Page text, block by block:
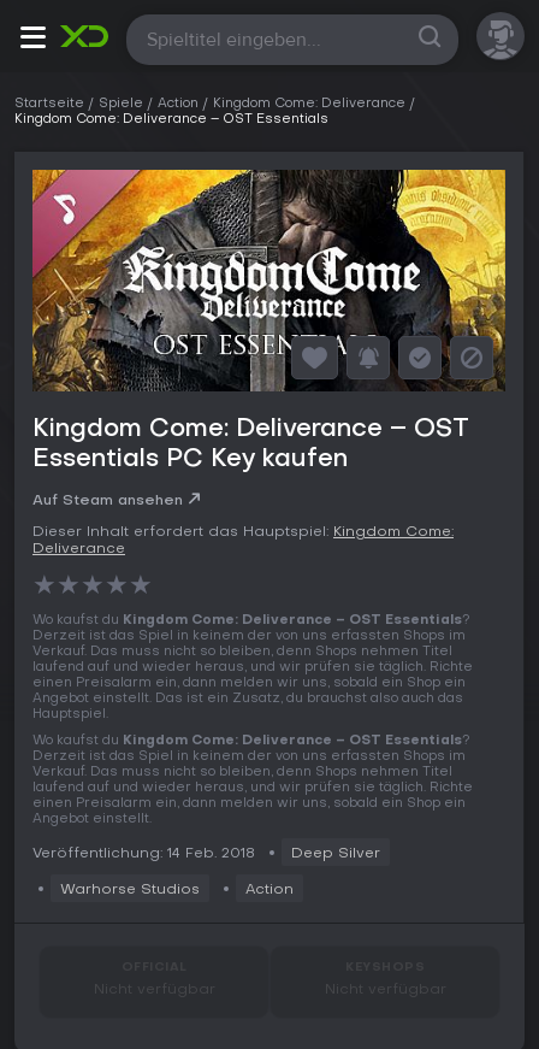
Alle
Startseite Spiele Action
Kingdom Come: Deliverance
Kingdom Come: Deliverance – OST Essentials
Kingdom Come: Deliverance – OST
Essentials PC Key kaufen
Auf Steam ansehen
Dieser Inhalt erfordert das Hauptspiel: Kingdom Come:
Deliverance
★★★★★
Wo kaufst du Kingdom Come: Deliverance – OST Essentials?
Derzeit ist das Spiel in keinem der von uns erfassten Shops im
Verkauf. Das muss nicht so bleiben, denn Shops nehmen Titel
laufend auf und wieder heraus, und wir prüfen sie täglich. Richte
einen Preisalarm ein, dann melden wir uns, sobald ein Shop ein
Angebot einstellt. Das ist ein Zusatz, du brauchst also auch das
Hauptspiel.
Wo kaufst du Kingdom Come: Deliverance – OST Essentials?
Derzeit ist das Spiel in keinem der von uns erfassten Shops im
Verkauf. Das muss nicht so bleiben, denn Shops nehmen Titel
laufend auf und wieder heraus, und wir prüfen sie täglich. Richte
einen Preisalarm ein, dann melden wir uns, sobald ein Shop ein
Angebot einstellt.
Veröffentlichung: 14 Feb. 2018 Deep Silver
Warhorse Studios Action
Nicht verfügbar Nicht verfügbar